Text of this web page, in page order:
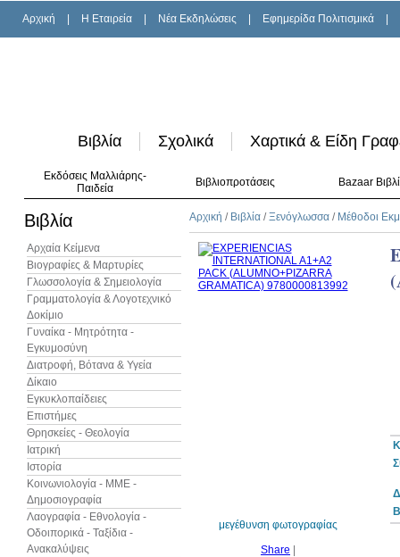
Αρχική H Εταιρεία Νέα Εκδηλώσεις Εφημερίδα Πολιτισμικά
Βιβλία Σχολικά Χαρτικά & Είδη
Εκδόσεις Μαλλιάρης-
Παιδεία
Βιβλιοπροτάσεις Bazaar
Βιβλία
Αρχαία Κείμενα
Βιογραφίες & Μαρτυρίες
Γλωσσολογία & Σημειολογία
Γραμματολογία & Λογοτεχνικό
Δοκίμιο
Γυναίκα - Μητρότητα -
Εγκυμοσύνη
Διατροφή, Βότανα & Υγεία
Δίκαιο
Εγκυκλοπαίδειες
Επιστήμες
Θρησκείες - Θεολογία
Ιατρική
Ιστορία
Κοινωνιολογία - ΜΜΕ -
Δημοσιογραφία
Λαογραφία - Εθνολογία -
Οδοιπορικά - Ταξίδια -
Ανακαλύψεις
Αρχική / Βιβλία /Ξενόγλωσσα / Μέθοδοι
μεγέθυνση φωτογραφίας
Share